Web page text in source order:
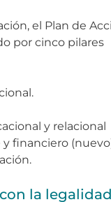
el Plan de
por cinco pilares
y relacional
financiero
la legalidad